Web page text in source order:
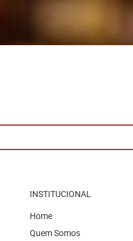
INSTITUCIONAL
Home
Quem Somos